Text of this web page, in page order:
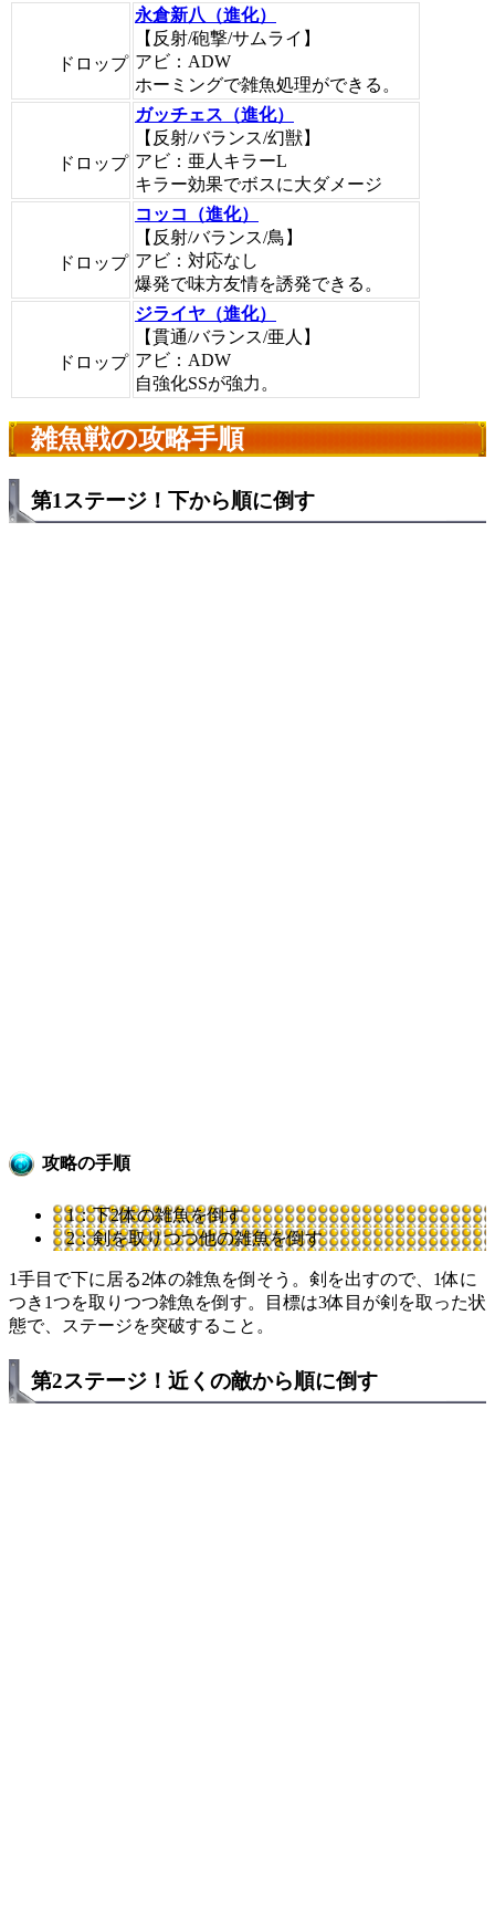
ドロップ
永倉新八（進化）
【反射/砲撃/サムライ】
アビ：ADW
ホーミングで雑魚処理ができる。
ドロップ
ガッチェス（進化）
【反射/バランス/幻獣】
アビ：亜人キラーL
キラー効果でボスに大ダメージ
ドロップ
コッコ（進化）
【反射/バランス/鳥】
アビ：対応なし
爆発で味方友情を誘発できる。
ドロップ
ジライヤ（進化）
【貫通/バランス/亜人】
アビ：ADW
自強化SSが強力。
雑魚戦の攻略手順
第1ステージ！下から順に倒す
攻略の手順
1：下2体の雑魚を倒す
2：剣を取りつつ他の雑魚を倒す
1手目で下に居る2体の雑魚を倒そう。剣を出すので、1体に
つき1つを取りつつ雑魚を倒す。目標は3体目が剣を取った状
態で、ステージを突破すること。
第2ステージ！近くの敵から順に倒す